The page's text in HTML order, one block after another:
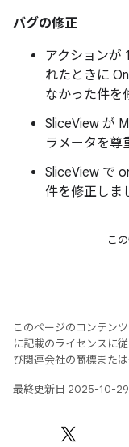
バグの修正
アクションが
れたときに
なかった件を
SliceView が
ラメータを尊
SliceView で
件を修正しま
こ
このページのコンテン
に記載のライセンスに
び関連会社の商標または
最終更新日 2025-10-29